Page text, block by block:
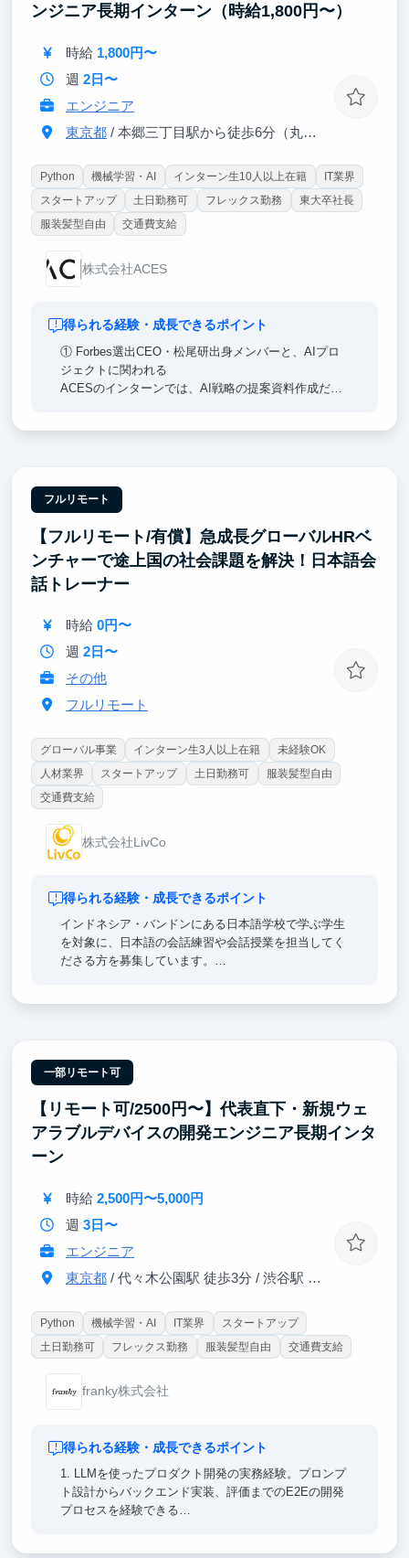
ンジニア長期インターン（時給1,800円〜）
時給 1,800円〜
週 2日〜
エンジニア
東京都/ 本郷三丁目駅から徒歩6分（丸ノ内線、都営大江戸線）
Python 機械学習・AI インターン生10人以上在籍
IT業界
スタートアップ
土日勤務可 フレックス勤務
東大卒社長
服装髪型自由
交通費支給
株式会社ACES
得られる経験・成長できるポイント
① Forbes選出CEO・松尾研出身メンバーと、AIプロ
ジェクトに関われる
ACESのインターンでは、AI戦略の提案資料作成だけ
電通・SOMPO・テレビ東京など、大手企業のDXプロ
ジェクトにチームの一員として関わる機会がありま
す。
③ インターン経験を起点に、多様なキャリアへ進ん
だメンバーもいます。どんな道を選んでも活きる経験
フルリモート
【フルリモート/有償】急成長グローバルHRベ
ンチャーで途上国の社会課題を解決！日本語会
話トレーナー
時給 0円〜
週 2日〜
その他
フルリモート
グローバル事業 インターン生3人以上在籍
未経験OK
人材業界
スタートアップ 土日勤務可
服装髪型自由
交通費支給
株式会社LivCo
得られる経験・成長できるポイント
インドネシア・バンドンにある日本語学校で学ぶ学生
を対象に、日本語の会話練習や会話授業を担当してく
ださる方を募集しています。
し、メリハリのある授業を一緒に作っていきます。
日本語を通じて、夢に向かって頑張るインドネシアの
若者を応援しませんか？
一部リモート可
【リモート可/2500円〜】代表直下・新規ウェ
アラブルデバイスの開発エンジニア長期インタ
ーン
時給 2,500円〜5,000円
週 3日〜
エンジニア
東京都/ 代々木公園駅 徒歩3分 / 渋谷駅 徒歩15分
Python 機械学習・AI IT業界
スタートアップ
土日勤務可
フレックス勤務 服装髪型自由 交通費支給
franky株式会社
得られる経験・成長できるポイント
1. LLMを使ったプロダクト開発の実務経験。プロンプ
ト設計からバックエンド実装、評価までのE2Eの開発
プロセスを経験できる